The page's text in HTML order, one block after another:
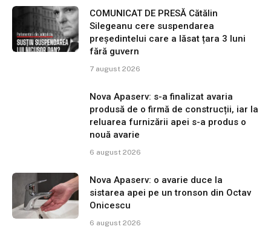
COMUNICAT DE PRESĂ Cătălin
Silegeanu cere suspendarea
președintelui care a lăsat țara 3 luni
fără guvern
7 august 2026
Nova Apaserv: s-a finalizat avaria
produsă de o firmă de construcții, iar la
reluarea furnizării apei s-a produs o
nouă avarie
6 august 2026
Nova Apaserv: o avarie duce la
sistarea apei pe un tronson din Octav
Onicescu
6 august 2026